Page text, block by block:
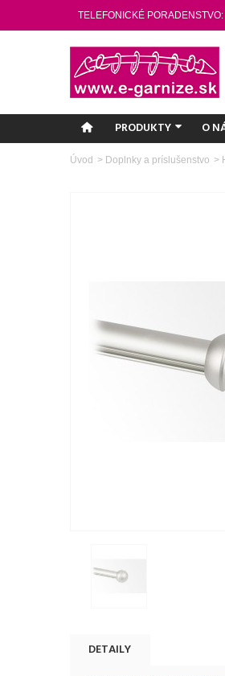
TELEFONICKÉ
PRODUKTY O
Úvod > Doplnky a príslušenstvo >
DETAILY